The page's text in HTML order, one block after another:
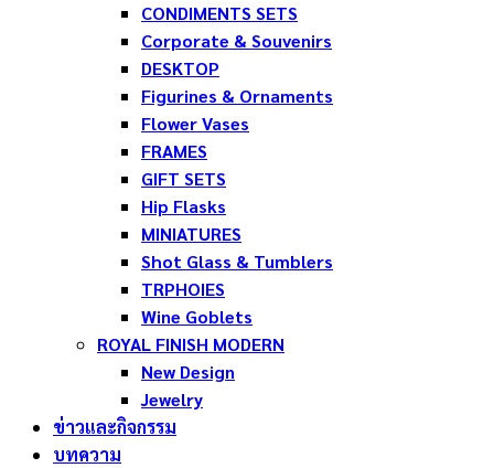
CONDIMENTS SETS
Corporate & Souvenirs
DESKTOP
Figurines & Ornaments
Flower Vases
FRAMES
GIFT SETS
Hip Flasks
MINIATURES
Shot Glass & Tumblers
TRPHOIES
Wine Goblets
ROYAL FINISH MODERN
New Design
Jewelry
ข่าวและกิจกรรม
บทความ